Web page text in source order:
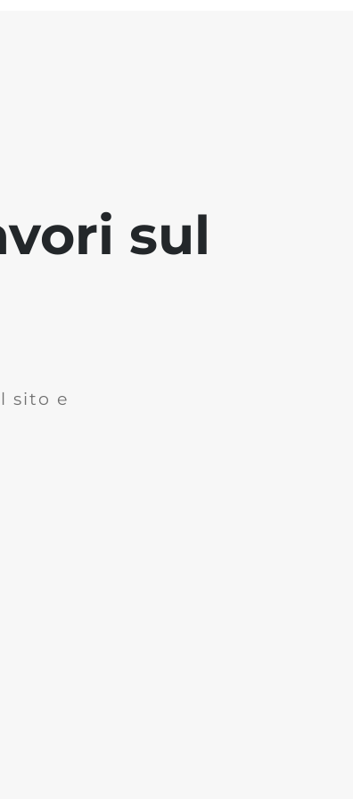
sul
sito e